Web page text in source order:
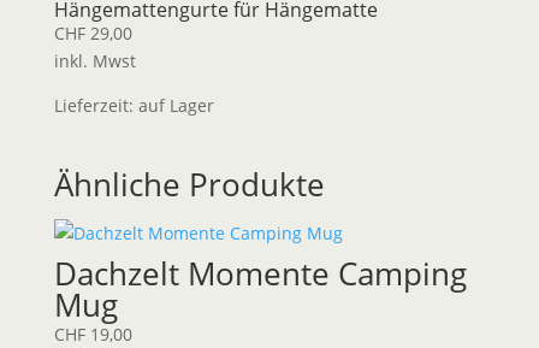
Hängemattengurte für Hängematte
CHF29,00
inkl. Mwst
Lieferzeit: auf Lager
Ähnliche Produkte
Dachzelt Momente Camping
Mug
CHF19,00